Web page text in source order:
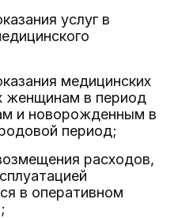
услуг в
медицинских
женщинам в период
и новорожденным в
период;
расходов,
в оперативном